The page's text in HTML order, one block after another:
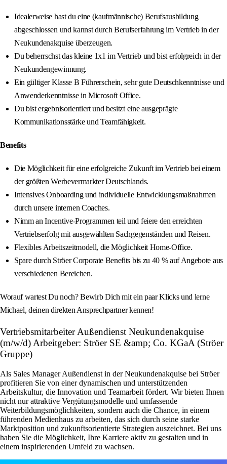
Idealerweise hast du eine (kaufmännische) Berufsausbildung
abgeschlossen und kannst durch Berufserfahrung im Vertrieb in der
Neukundenakquise überzeugen.
Du beherrschst das kleine 1x1 im Vertrieb und bist erfolgreich in der
Neukundengewinnung.
Ein gültiger Klasse B Führerschein, sehr gute Deutschkenntnisse und
Anwenderkenntnisse in Microsoft Office.
Du bist ergebnisorientiert und besitzt eine ausgeprägte
Kommunikationsstärke und Teamfähigkeit.
Benefits
Die Möglichkeit für eine erfolgreiche Zukunft im Vertrieb bei einem
der größten Werbevermarkter Deutschlands.
Intensives Onboarding und individuelle Entwicklungsmaßnahmen
durch unsere internen Coaches.
Nimm an Incentive-Programmen teil und feiere den erreichten
Vertriebserfolg mit ausgewählten Sachgegenständen und Reisen.
Flexibles Arbeitszeitmodell, die Möglichkeit Home-Office.
Spare durch Ströer Corporate Benefits bis zu 40 % auf Angebote aus
verschiedenen Bereichen.
Worauf wartest Du noch? Bewirb Dich mit ein paar Klicks und lerne
Michael, deinen direkten Ansprechpartner kennen!
Vertriebsmitarbeiter Außendienst Neukundenakquise
(m/w/d) Arbeitgeber: Ströer SE &amp; Co. KGaA (Ströer
Gruppe)
Als Sales Manager Außendienst in der Neukundenakquise bei Ströer
profitieren Sie von einer dynamischen und unterstützenden
Arbeitskultur, die Innovation und Teamarbeit fördert. Wir bieten Ihnen
nicht nur attraktive Vergütungsmodelle und umfassende
Weiterbildungsmöglichkeiten, sondern auch die Chance, in einem
führenden Medienhaus zu arbeiten, das sich durch seine starke
Marktposition und zukunftsorientierte Strategien auszeichnet. Bei uns
haben Sie die Möglichkeit, Ihre Karriere aktiv zu gestalten und in
einem inspirierenden Umfeld zu wachsen.